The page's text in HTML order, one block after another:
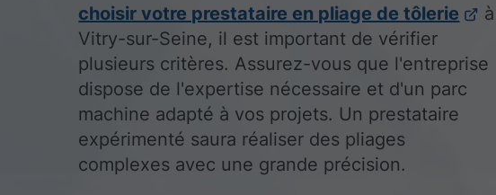
choisir votre prestataire en pliage de tôlerie
à
Vitry-sur-Seine, il est important de vérifier
plusieurs critères. Assurez-vous que l'entreprise
dispose de l'expertise nécessaire et d'un parc
machine adapté à vos projets. Un prestataire
expérimenté saura réaliser des pliages
complexes avec une grande précision.